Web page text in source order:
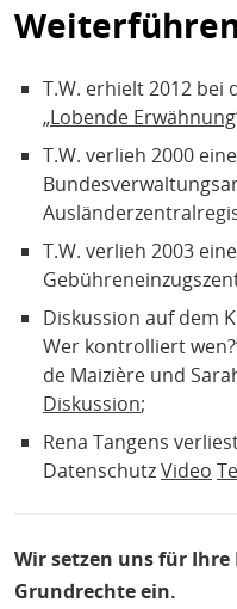
T.W. erhielt 2012 bei
„Lobende
T.W. verlieh 2000
T.W. verlieh 2003
Diskussion auf dem
Wer kontrolliert
de Maizière und
Diskussion;
Rena Tangens
DatenschutzVideo
Wir setzen uns für
Grundrechte ein.